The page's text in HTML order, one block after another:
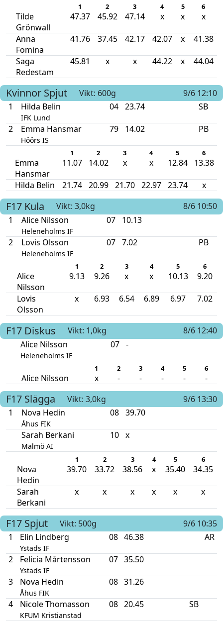
1 2 3 4 5 6
Tilde
Grönwall
47.37 45.92 47.14 x x x
Anna
Fomina
41.76 37.45 42.17 42.07 x 41.38
Saga
Redestam
45.81 x x 44.22 x 44.04
Kvinnor Spjut Vikt: 600g
9/6 12:10
1
Hilda Belin
IFK Lund
04 23.74 SB
2 Emma Hansmar
Höörs IS
79 14.02 PB
1 2 3 4 5 6
Emma
Hansmar
11.07 14.02 x x 12.84 13.38
Hilda Belin 21.74 20.99 21.70 22.97 23.74 x
F17 Kula Vikt: 3,0kg
8/6 10:50
1
Alice Nilsson
Heleneholms IF
07 10.13
2 Lovis Olsson
Heleneholms IF
07 7.02 PB
1 2 3 4 5 6
Alice
Nilsson
9.13 9.26 x x 10.13 9.20
Lovis
Olsson
x 6.93 6.54 6.89 6.97 7.02
F17 Diskus Vikt: 1,0kg
8/6 12:40
Alice Nilsson
Heleneholms IF
07 -
1 2 3 4 5 6
Alice Nilsson x - - - - -
F17 Slägga Vikt: 3,0kg
9/6 13:30
1
Nova Hedin
Åhus FIK
08 39.70
Sarah Berkani
Malmö AI
10 x
1 2 3 4 5 6
Nova
Hedin
39.70 33.72 38.56 x 35.40 34.35
Sarah
Berkani
x x x x x x
F17 Spjut Vikt: 500g
9/6 10:35
1
Elin Lindberg
Ystads IF
08 46.38 AR
2 Felicia Mårtensson
Ystads IF
07 35.50
3 Nova Hedin
Åhus FIK
08 31.26
4 Nicole Thomasson
KFUM Kristianstad
08 20.45 SB